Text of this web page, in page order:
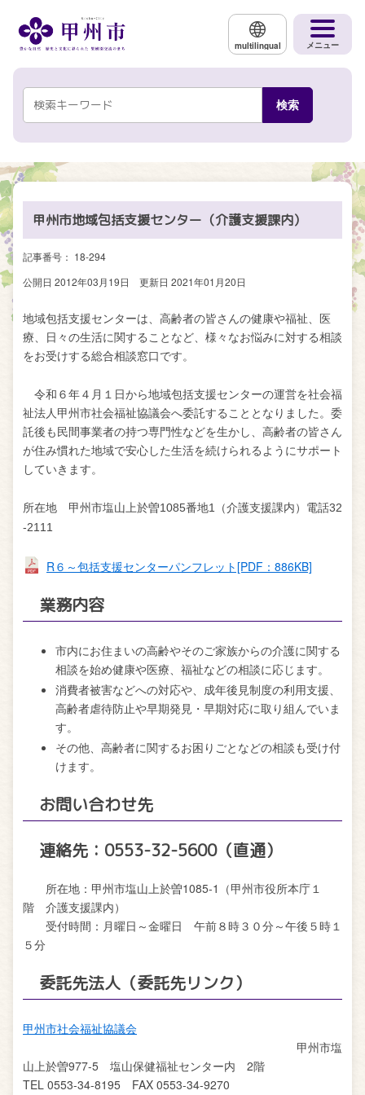
multilingual メニュー
甲州市地域包括支援センター（介護支援課内）
記事番号： 18-294
公開日 2012年03月19日
更新日 2021年01月20日
地域包括支援センターは、高齢者の皆さんの健康や福祉、医
療、日々の生活に関することなど、様々なお悩みに対する相談
をお受けする総合相談窓口です。
令和６年４月１日から地域包括支援センターの運営を社会福
祉法人甲州市社会福祉協議会へ委託することとなりました。委
託後も民間事業者の持つ専門性などを生かし、高齢者の皆さん
が住み慣れた地域で安心した生活を続けられるようにサポート
していきます。
所在地 甲州市塩山上於曽1085番地1（介護支援課内）電話32
-2111
R６～包括支援センターパンフレット[PDF：886KB]
業務内容
市内にお住まいの高齢やそのご家族からの介護に関する
相談を始め健康や医療、福祉などの相談に応じます。
消費者被害などへの対応や、成年後見制度の利用支援、
高齢者虐待防止や早期発見・早期対応に取り組んでいま
す。
その他、高齢者に関するお困りごとなどの相談も受け付
けます。
お問い合わせ先
連絡先：0553-32-5600（直通）
所在地：甲州市塩山上於曽1085-1（甲州市役所本庁１
階 介護支援課内）
受付時間：月曜日～金曜日 午前８時３０分～午後５時１
５分
委託先法人（委託先リンク）
甲州市社会福祉協議会
甲州市塩
山上於曽977-5 塩山保健福祉センター内 2階
TEL 0553-34-8195 FAX 0553-34-9270